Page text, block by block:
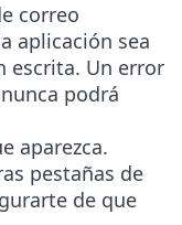
correo
aplicación sea
escrita. Un error
podrá
aparezca.
pestañas de
de que